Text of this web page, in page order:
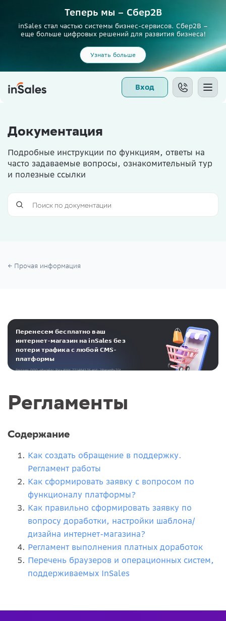
Теперь мы – Сбер2B
inSales стал частью системы бизнес-сервисов. Сбер2В –
еще больше цифровых решений для развития бизнеса!
Узнать больше
Вход
Документация
Подробные инструкции по функциям, ответы на
часто задаваемые вопросы, ознакомительный тур
и полезные ссылки
Прочая информация
Перенесем бесплатно ваш
интернет-магазин на inSales без
потери трафика с любой CMS-
платформы
Реклама. ООО «Инсейлс Рус»‎ ИНН 771484376 erid: 2RanymBvZGt
Регламенты
Содержание
Как создать обращение в поддержку.
Регламент работы
Как сформировать заявку с вопросом по
функционалу платформы?
Как правильно сформировать заявку по
вопросу доработки, настройки шаблона/
дизайна интернет-магазина?
Регламент выполнения платных доработок
Перечень браузеров и операционных систем,
поддерживаемых InSales